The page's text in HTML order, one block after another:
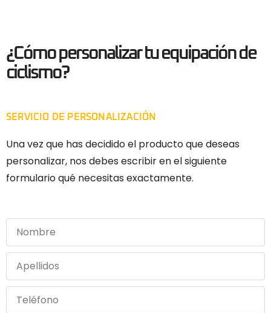
¿Cómo personalizar tu equipación de
ciclismo?
SERVICIO DE PERSONALIZACIÓN
Una vez que has decidido el producto que deseas
personalizar, nos debes escribir en el siguiente
formulario qué necesitas exactamente.